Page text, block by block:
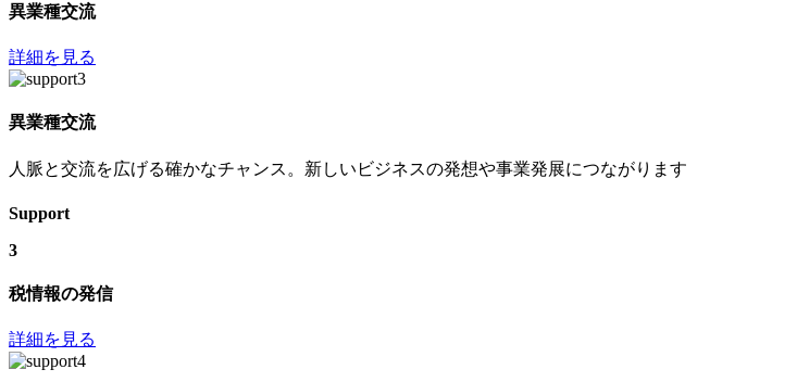
異業種交流
詳細を見る
異業種交流
人脈と交流を広げる確かなチャンス。新しいビジネスの発想や事業発展につながります
Support
3
税情報の発信
詳細を見る